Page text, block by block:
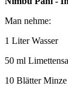
Man nehme:
1 Liter Wasser
50 ml
10 Blätter Minze